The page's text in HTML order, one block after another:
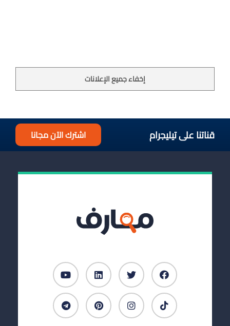
إخفاء جميع الإعلانات
قناتنا على تيليجرام اشترك الآن مجانا